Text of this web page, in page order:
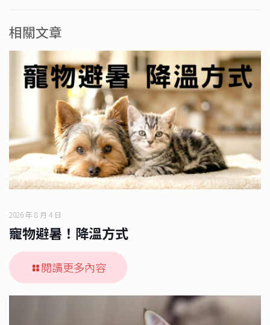
相關文章
2026 年 8 月 4 日
寵物避暑！降溫方式
閱讀更多內容